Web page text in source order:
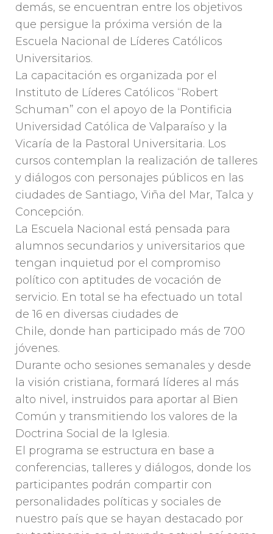
demás, se encuentran entre los objetivos
que persigue la próxima versión de la
Escuela Nacional de Líderes Católicos
Universitarios.
La capacitación es organizada por el
Instituto de Líderes Católicos “Robert
Schuman” con el apoyo de la Pontificia
Universidad Católica de Valparaíso y la
Vicaría de la Pastoral Universitaria. Los
cursos contemplan la realización de talleres
y diálogos con personajes públicos en las
ciudades de Santiago, Viña del Mar, Talca y
Concepción.
La Escuela Nacional está pensada para
alumnos secundarios y universitarios que
tengan inquietud por el compromiso
político con aptitudes de vocación de
servicio. En total se ha efectuado un total
de 16 en diversas ciudades de
Chile, donde han participado más de 700
jóvenes.
Durante ocho sesiones semanales y desde
la visión cristiana, formará líderes al más
alto nivel, instruidos para aportar al Bien
Común y transmitiendo los valores de la
Doctrina Social de la Iglesia.
El programa se estructura en base a
conferencias, talleres y diálogos, donde los
participantes podrán compartir con
personalidades políticas y sociales de
nuestro país que se hayan destacado por